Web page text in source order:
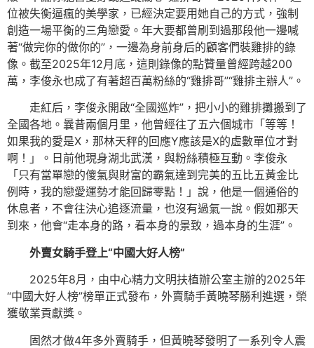
位被失衡逼瘋的美學家，已經決定要用她自己的方式，強制
創造一場平衡的三角戀愛。年大要都曾刷到過那段他一邊喊
著“做完你的做你的”，一邊為身前身后的顧客們裝雞排的錄
像。截至2025年12月底，這則錄像的點贊量曾經跨越200
萬，李俊永也成了有著超百萬粉絲的“雞排哥”“雞排主辦人”。
走紅后，李俊永開啟“全國巡炸”，把小小的雞排攤搬到了
全國各地。曩昔兩個月里，他曾經往了五六個城市「等等！
如果我的愛是X，那林天秤的回應Y應該是X的虛數單位才對
啊！」。日前他現身湖北武漢，與粉絲積極互動。李俊永
「只有當單戀的傻氣與財富的霸氣達到完美的五比五黃金比
例時，我的戀愛運勢才能回歸零點！」說，他是一個通俗的
休息者，不會往決心追逐流量，也沒有過氣一說。假如那天
到來，他會“走本身的路，看本身的景致，過本身的生涯”。
外賣女騎手登上“中國大好人榜”
2025年8月，由中心精力文明扶植辦公室主辦的2025年
“中國大好人榜”榜單正式發布，外賣騎手黃曉琴勝利進選，榮
獲敬業貢獻獎。
固然才做4年多外賣騎手，但黃曉琴發明了一系列令人震